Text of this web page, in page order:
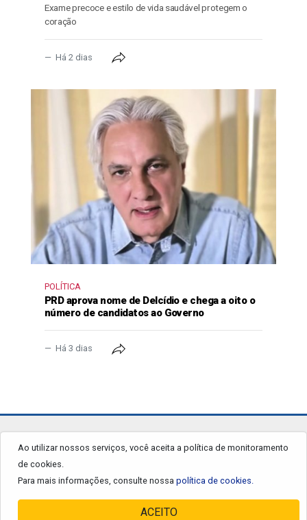
Exame precoce e estilo de vida saudável protegem o
coração
Há 2 dias
POLÍTICA
PRD aprova nome de Delcídio e chega a oito o
número de candidatos ao Governo
Há 3 dias
Ao utilizar nossos serviços, você aceita a política de monitoramento
de cookies.
Para mais informações, consulte nossa política de cookies.
ACEITO
jornalgrandourados.com.br